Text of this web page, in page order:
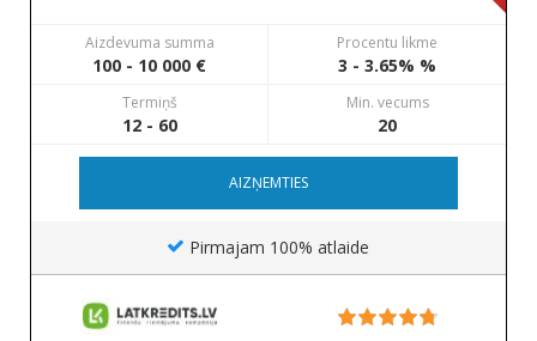
Aizdevuma summa
100 - 10 000 €
Procentu likme
3 - 3.65% %
Termiņš
12 - 60
Min. vecums
20
AIZŅEMTIES
Pirmajam 100% atlaide